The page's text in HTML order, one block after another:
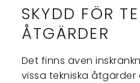
SKYDD FÖR
ÅTGÄRDER
Det finns även
vissa tekniska